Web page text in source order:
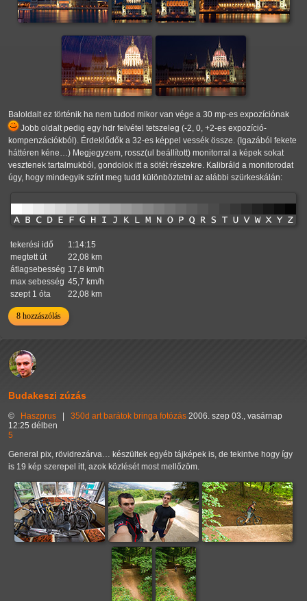
Baloldalt ez történik ha nem tudod mikor van vége a 30 mp-es expozíciónak
Jobb oldalt pedig egy hdr felvétel tetszeleg (-2, 0, +2-es expozíció-
kompenzációkból). Érdeklődők a 32-es képpel vessék össze. (Igazából fekete
háttéren kéne…) Megjegyzem, rossz(ul beállított) monitorral a képek sokat
vesztenek tartalmukból, gondolok itt a sötét részekre. Kalibráld a monitorodat
úgy, hogy mindegyik színt meg tudd különböztetni az alábbi szürkeskálán:
tekerési idő
1:14:15
megtett út
22,08 km
átlagsebesség 17,8 km/h
max sebesség 45,7 km/h
szept 1 óta
22,08 km
8 hozzászólás
Budakeszi zúzás
© Haszprus | 350d art barátok bringa fotózás 2006. szep 03., vasárnap
12:25 délben
5
General pix, rövidrezárva… készültek egyéb tájképek is, de tekintve hogy így
is 19 kép szerepel itt, azok közlését most mellőzöm.